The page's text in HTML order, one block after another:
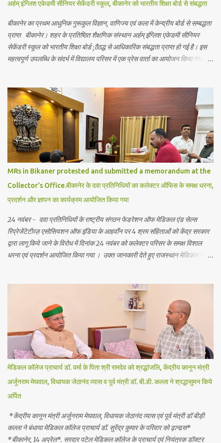
अर्हम् इंग्लिश एकेडमी सीनियर सेकेंडरी स्कूल, बीकानेर को भारतीय शिक्षा बोर्ड से संबद्धता
बीकानेर का प्रथम आधुनिक गुरूकुल विज्ञान, वाणिज्य एवं कला में केन्द्रीय बोर्ड से सम्बद्धता
प्राप्त बीकानेर। शहर के प्रतिष्ठित शैक्षणिक संस्थान अर्हम् इंग्लिश एकेडमी सीनियर
सेकेंडरी स्कूल को भारतीय शिक्षा बोर्ड ;ठैठद्ध से आधिकारिक संबद्धता प्राप्त हो गई है। इस
महत्वपूर्ण उपलब्धि के संदर्भ में विद्यालय परिसर में एक प्रेस वार्ता का आयोजन किया गया,
है। एकेडमी में अब विद्यार्थियों को आधुनिक शिक्षा के साथ विद्यार्थियों को भारतीय परंपराओं,
योग, आयुर्वेद, भारतीय दर्शन, और वेदों की शिक्षा भी दी जायेगी विदेशी भाषाओं को भी
पाठ्यक्रम में अनिवार्य रूप शामिल किये गये है। इसके साथ योग, प्राणायाम,देशी खेलों को
प्राथमिकता से स्कूल गतिविधियों में शामिल किया गया है। इससे विद्यार्थियों को न केवल
अकादमिक ज्ञान मिलेगा बल्कि वे अपने जीवन में नैतिक और आध्यात्मिक शिक्षा भी ग्रहण कर
पायेगें। इससे विद्यार्थियों को भविष्य में आत्मविश्...
MRs in Bikaner protested and submitted a memorandum at the
Collector’s Office.बीकानेर के दवा प्रतिनिधियों का कलेक्टर ऑफिस के समक्ष धरना,
प्रदर्शन और ज्ञापन का कार्यक्रम आयोजित किया गया
24 नवंबर - दवा प्रतिनिधियों के राष्ट्रीय संगठन फेडरेशन ऑफ मेडिकल एंड सेल्स
रिप्रेजेंटेटीव्ज़ एसोसियशन ऑफ इंडिया के आहवाँन पर 4 श्रम संहिताओं को केंद्र सरकार
द्वारा लागू किये जाने के विरोध में दिनांक 24 नवंबर को कलेक्टर परिसर के समक्ष विशाल
धरना एवं प्रदर्शन आयोजित किया गया । उक्त जानकारी देते हुए राजस्थान मेडिकल एवं
प्रदर्शन किया! उन्होंने बताया कि लंबे समय से दवा उद्योग मे दवा प्रतिनिधियों के लिये समान
एवं वैधानिक सेवा शर्तें लागू करने की मांग केंद्र सरकार के समक्ष लंबित है जिस पर कोई
प्रभावी एवं सकारात्मक कार्यवाही नहीं की गई जिसका दुष्प्रभाव दवा प्रयिनिधियों पर पड़
रहा है । इन्होंने केंद्र सरकार से मांग दोहराइ है कि अविलंब त्रिपक्षीय समिति की मीटिंग
बुलाकर दवा प्रतिनिधियों के लिये समान एवं वैधानिक सेवा शर्ते लागू की जाये । राजस्थान
राज्य मे केंद्र सरकार द्वारा लागू 4 श्रम संहिताओं के...
मेडिकल कॉलेज प्राचार्य डॉ. वर्मा के पिता श्री रामदेव को श्रद्धांजलि, केंद्रीय कानून मंत्री
अर्जुनराम मेघवाल, विधायक जेठानंद व्यास व पूर्व मंत्री डॉ. बी.डी. कल्ला ने श्रद्धासुमन किये
अर्पित
*केंद्रीय कानून मंत्री अर्जुनराम मेघवाल, विधायक जेठानंद व्यास एवं पूर्व मंत्री डॉ बीड़ी
कल्ला ने बंधाया मेडिकल कॉलेज प्राचार्य डॉ. सुरेंद्र कुमार के परिवार को ढ़ान्ढस*
*बीकानेर, 14 अप्रेल*. सरदार पटेल मेडिकल कॉलेज के प्राचार्य एवं नियंत्रक डॉक्टर